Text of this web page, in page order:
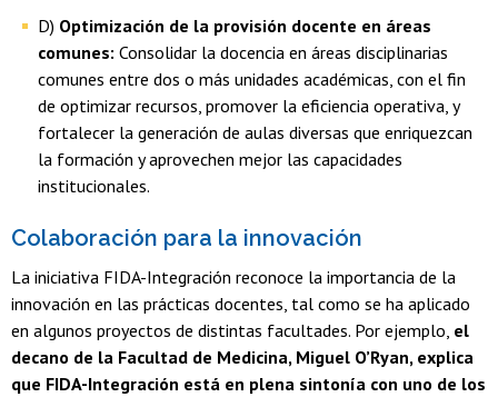
D) Optimización de la provisión docente en áreas
comunes: Consolidar la docencia en áreas disciplinarias
comunes entre dos o más unidades académicas, con el fin
de optimizar recursos, promover la eficiencia operativa, y
fortalecer la generación de aulas diversas que enriquezcan
la formación y aprovechen mejor las capacidades
institucionales.
Colaboración para la innovación
La iniciativa FIDA-Integración reconoce la importancia de la
innovación en las prácticas docentes, tal como se ha aplicado
en algunos proyectos de distintas facultades. Por ejemplo, el
decano de la Facultad de Medicina, Miguel O’Ryan, explica
que FIDA-Integración está en plena sintonía con uno de los